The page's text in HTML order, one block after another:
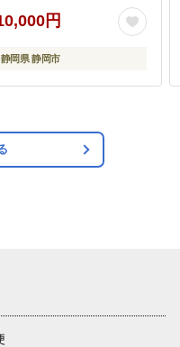
の幸 ◆
円
静岡県 静岡市